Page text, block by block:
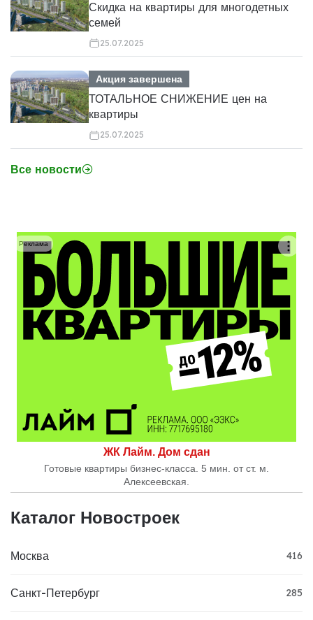
Скидка на квартиры для многодетных
семей
25.07.2025
Акция завершена
ТОТАЛЬНОЕ СНИЖЕНИЕ цен на
квартиры
25.07.2025
Все новости
ЖК Лайм. Дом сдан
Готовые квартиры бизнес-класса. 5 мин. от ст. м.
Алексеевская.
Реклама
Каталог Новостроек
Москва 416
Санкт-Петербург 285